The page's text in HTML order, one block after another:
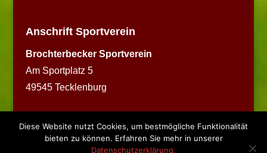
Anschrift Sportverein
Brochterbecker Sportverein
Am Sportplatz 5
49545 Tecklenburg
Diese Website nutzt Cookies, um bestmögliche Funktionalität
bieten zu können. Erfahren Sie mehr in unserer
Datenschutzerklärung.